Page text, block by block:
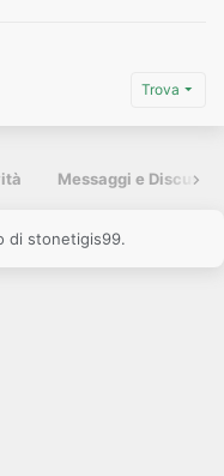
Trova
Messaggi e
di stonetigis99.